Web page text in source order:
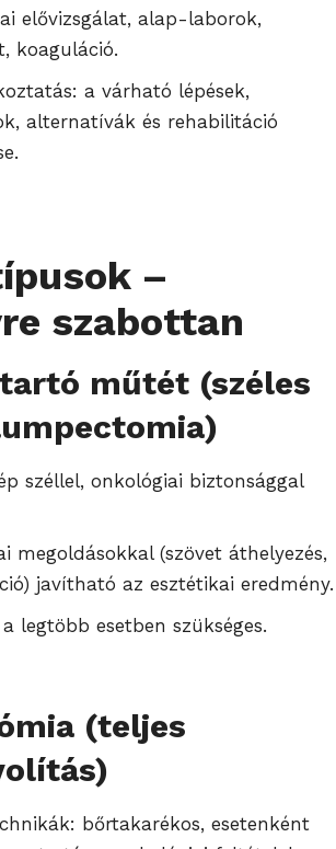
elővizsgálat, alap-laborok,
koaguláció.
a várható lépések,
alternatívák és rehabilitáció
–
szabottan
műtét (széles
széllel, onkológiai biztonsággal
megoldásokkal (szövet áthelyezés,
javítható az esztétikai eredmény.
legtöbb esetben szükséges.
(teljes
bőrtakarékos, esetenként